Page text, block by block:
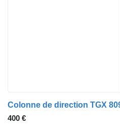
400 €